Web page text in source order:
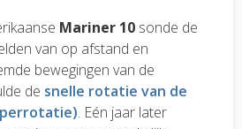
Mariner 10 sonde de
van op afstand en
bewegingen van de
de snelle rotatie van de
. Eén jaar later